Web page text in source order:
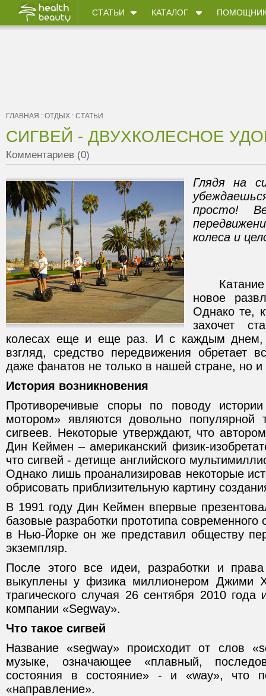
СТАТЬИ КАТАЛОГ
ГЛАВНАЯ : ОТДЫХ : СТАТЬИ
СИГВЕЙ - ДВУХКОЛЕСНОЕ
Комментариев (0)
Глядя на
просто!
колеса и
Катание
новое
Однако те,
захочет
колесах еще и еще раз. И с каждым днем,
взгляд, средство передвижения обретает
даже фанатов не только в нашей стране, но
История возникновения
Противоречивые споры по поводу
мотором» являются довольно популярной
сигвеев. Некоторые утверждают, что
Дин Кеймен – американский физик-
что сигвей - детище английского
Однако лишь проанализировав некоторые
обрисовать приблизительную картину
В 1991 году Дин Кеймен впервые
базовые разработки прототипа современного
в Нью-Йорке он же представил обществу
экземпляр.
После этого все идеи, разработки и
выкуплены у физика миллионером Джими
трагического случая 26 сентября 2010
компании «Segway».
Что такое сигвей
Название «segway» происходит от слов
музыке, означающее «плавный,
состояния в состояние» - и «way», что
«направление».